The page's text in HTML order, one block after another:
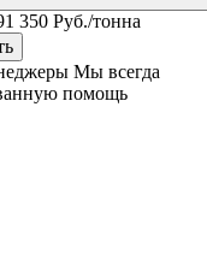
350 Руб./тонна
Мы всегда
помощь